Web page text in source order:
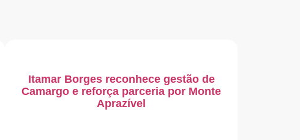
Itamar Borges reconhece gestão de
Camargo e reforça parceria por Monte
Aprazível